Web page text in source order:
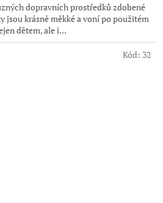
dopravních prostředků zdobené
jsou krásně měkké a voní po použitém
dětem, ale i...
Kód: 32